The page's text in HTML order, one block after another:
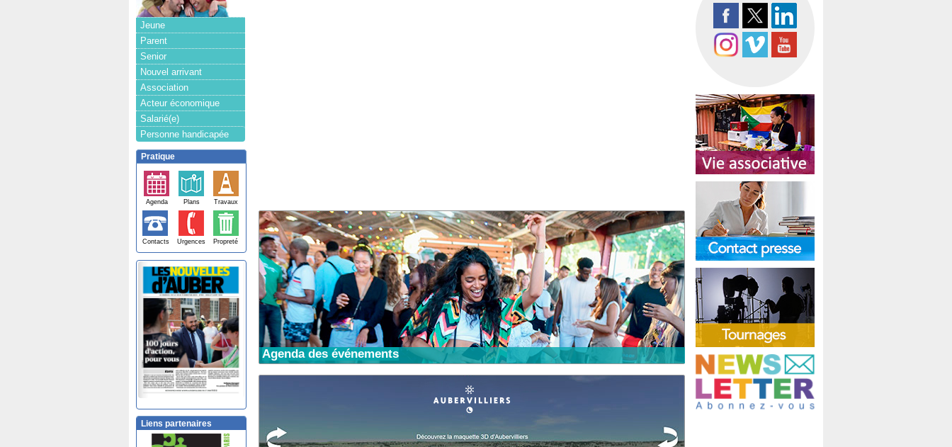
Jeune
Parent
Senior
Nouvel arrivant
Association
Acteur économique
Salarié(e)
Personne handicapée
Pratique
Agenda Plans Travaux
Contacts Urgences Propreté
Liens partenaires
Agenda des événements